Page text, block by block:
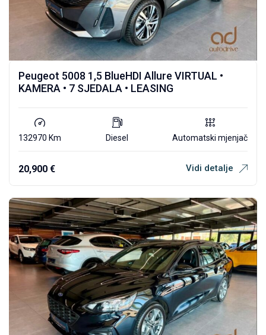
Peugeot 5008 1,5 BlueHDI Allure VIRTUAL •
KAMERA • 7 SJEDALA • LEASING
132970 Km Diesel Automatski mjenjač
20,900 € Vidi detalje